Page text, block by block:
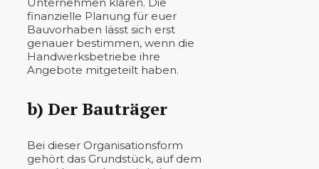
Unternehmen klären. Die
finanzielle Planung für euer
Bauvorhaben lässt sich erst
genauer bestimmen, wenn die
Handwerksbetriebe ihre
Angebote mitgeteilt haben.
b) Der Bauträger
Bei dieser Organisationsform
gehört das Grundstück, auf dem